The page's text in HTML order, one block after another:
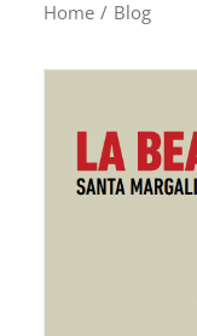
Home / Blog